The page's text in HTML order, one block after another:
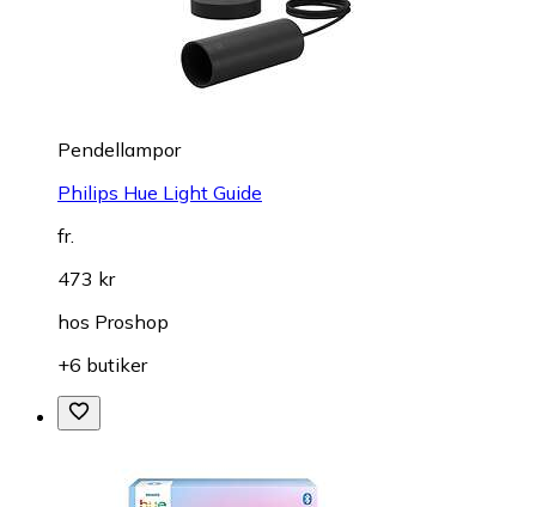
Pendellampor
Philips Hue Light Guide
fr.
473 kr
hos Proshop
+6 butiker